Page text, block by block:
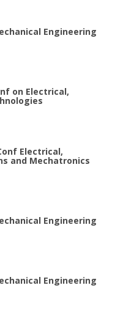
Engineering
on Electrical,
Electrical,
and Mechatronics
Engineering
Engineering